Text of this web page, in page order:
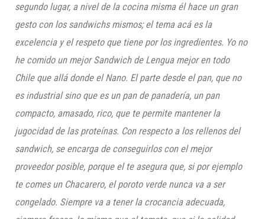
segundo lugar, a nivel de la cocina misma él hace un gran
gesto con los sandwichs mismos; el tema acá es la
excelencia y el respeto que tiene por los ingredientes. Yo no
he comido un mejor Sandwich de Lengua mejor en todo
Chile que allá donde el Nano. El parte desde el pan, que no
es industrial sino que es un pan de panadería, un pan
compacto, amasado, rico, que te permite mantener la
jugocidad de las proteínas. Con respecto a los rellenos del
sandwich, se encarga de conseguirlos con el mejor
proveedor posible, porque el te asegura que, si por ejemplo
te comes un Chacarero, el poroto verde nunca va a ser
congelado. Siempre va a tener la crocancia adecuada,